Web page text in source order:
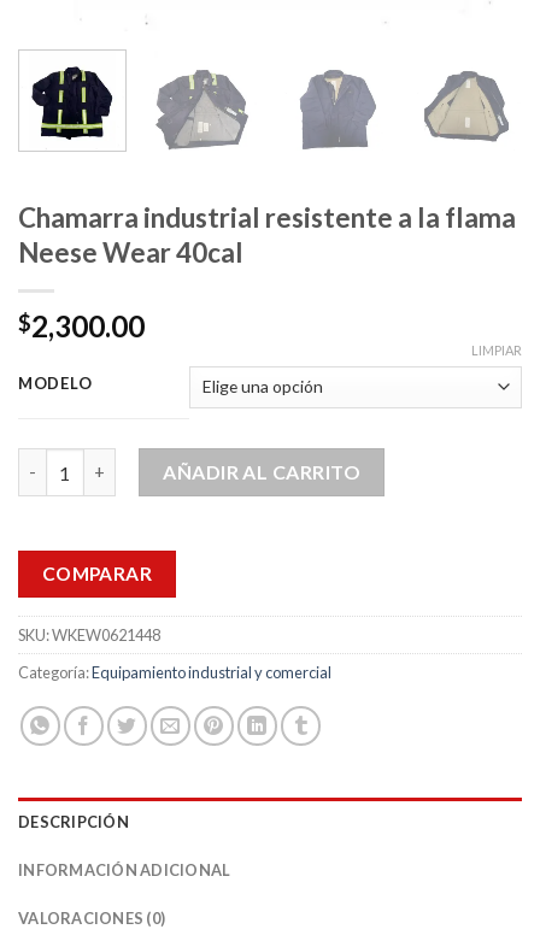
Chamarra industrial resistente a la flama
Neese Wear 40cal
$2,300.00
MODELO
LIMPIAR
Chamarra industrial resistente a la flama Neese Wear 40cal
AÑADIR AL CARRITO
COMPARAR
SKU:WKEW0621448
Categoría:Equipamiento industrial y comercial
DESCRIPCIÓN
INFORMACIÓN ADICIONAL
VALORACIONES (0)